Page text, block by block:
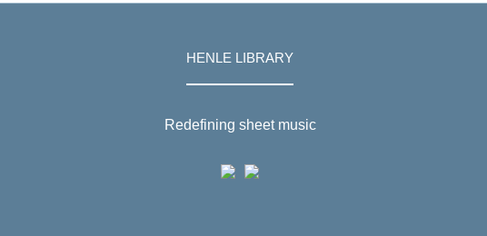
HENLE LIBRARY
Redefining sheet music